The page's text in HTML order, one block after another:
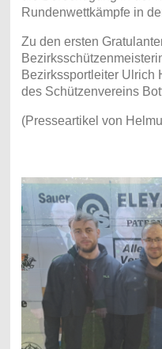
Rundenwettkämpfe in
Zu den ersten
Bezirkssportleiter Ulrich
des Schützenvereins
(Presseartikel von